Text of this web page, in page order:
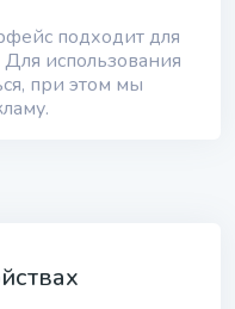
подходит для
использования
при этом мы